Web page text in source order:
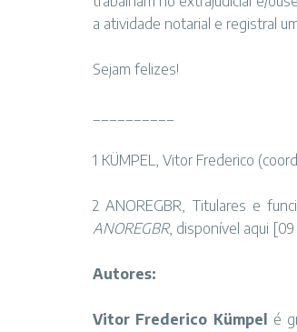
a atividade notarial e registral
Sejam felizes!
1 KÜMPEL, Vitor Frederico
2 ANOREGBR, Titulares e
ANOREGBR, disponível aqui
Autores:
Vitor Frederico Kümpel
é